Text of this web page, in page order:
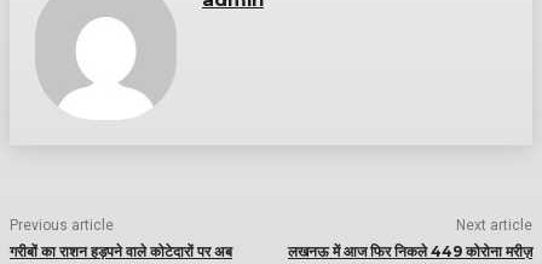
Previous article
गरीबों का राशन हड़पने वाले कोटेदारों पर अब
Next article
लखनऊ में आज फिर निकले 449 कोरोना मरीज़